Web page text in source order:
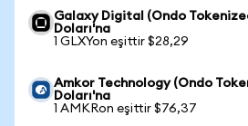
Galaxy Digital (Ondo
Doları'na
1 GLXYon eşittir $28,29
Amkor Technology (Ondo
Doları'na
1 AMKRon eşittir $76,37